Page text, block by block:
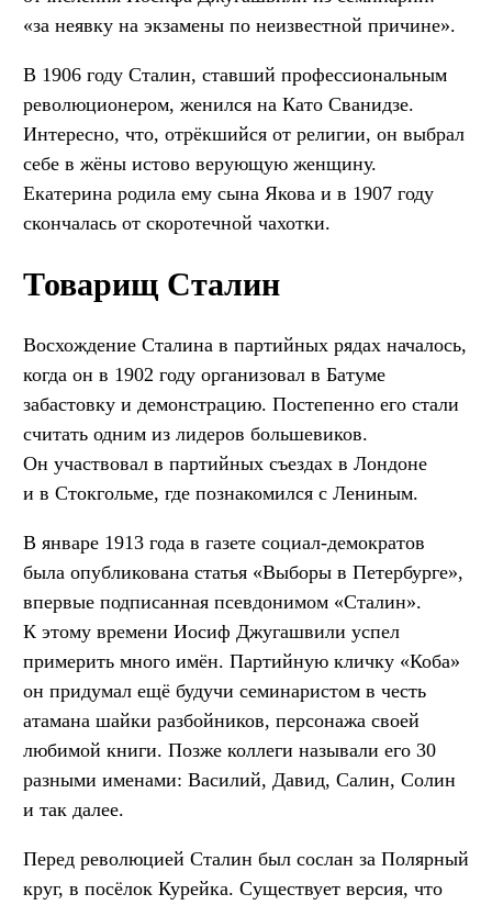
«за неявку на экзамены по неизвестной причине».
В 1906 году Сталин, ставший профессиональным
революционером, женился на Като Сванидзе.
Интересно, что, отрёкшийся от религии, он выбрал
себе в жёны истово верующую женщину.
Екатерина родила ему сына Якова и в 1907 году
скончалась от скоротечной чахотки.
Товарищ Сталин
Восхождение Сталина в партийных рядах началось,
когда он в 1902 году организовал в Батуме
забастовку и демонстрацию. Постепенно его стали
считать одним из лидеров большевиков.
Он участвовал в партийных съездах в Лондоне
и в Стокгольме, где познакомился с Лениным.
В январе 1913 года в газете социал-демократов
была опубликована статья «Выборы в Петербурге»,
впервые подписанная псевдонимом «Сталин».
К этому времени Иосиф Джугашвили успел
примерить много имён. Партийную кличку «Коба»
он придумал ещё будучи семинаристом в честь
атамана шайки разбойников, персонажа своей
любимой книги. Позже коллеги называли его 30
разными именами: Василий, Давид, Салин, Солин
и так далее.
Перед революцией Сталин был сослан за Полярный
круг, в посёлок Курейка. Существует версия, что